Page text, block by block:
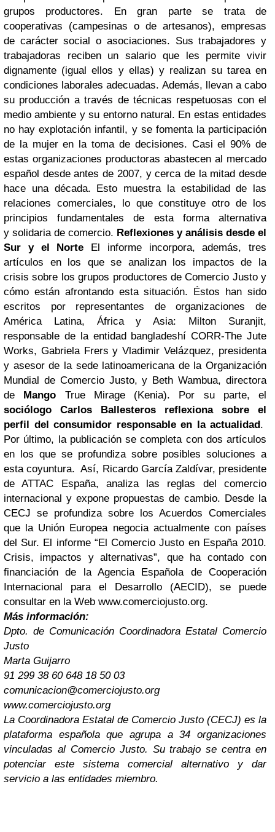
grupos productores. En gran parte se trata de
cooperativas (campesinas o de artesanos), empresas
de carácter social o asociaciones. Sus trabajadores y
trabajadoras reciben un salario que les permite vivir
dignamente (igual ellos y ellas) y realizan su tarea en
condiciones laboralesadecuadas. Además, llevan a cabo
su producción a través de técnicas respetuosas con el
medioambiente y su entorno natural. En estas entidades
no hay explotación infantil, y se fomenta la participación
de la mujer en la toma de decisiones. Casi el 90% de
estas organizaciones productoras abastecen al mercado
español desde antes de 2007, y cerca de la mitad desde
hace una década. Esto muestra la estabilidad de las
relaciones comerciales, lo que constituye otro de los
principios fundamentales de esta forma alternativa
y solidaria de comercio. Reflexiones y análisis desde el
Sur y el Norte
El informe incorpora, además, tres
artículos en los que se analizan los impactos de la
crisissobre los grupos productores de Comercio Justo y
cómo están afrontando esta situación. Éstos han sido
escritos por representantes de organizaciones de
América Latina, África y Asia:
Milton Suranjit,
responsable de la entidad bangladeshí CORR-The Jute
Works, Gabriela Frers yVladimir Velázquez, presidenta
y asesor de la sede latinoamericana de la Organización
Mundial de Comercio Justo, y Beth Wambua, directora
de Mango True Mirage (Kenia).
Por su parte, el
sociólogo Carlos Ballesteros reflexiona sobre el
perfil del consumidor responsable en la actualidad.
Por último, la publicación se completa con dos artículos
en los que se profundiza sobre posibles soluciones a
esta coyuntura. Así, Ricardo García Zaldívar, presidente
de ATTAC España, analiza las reglas del comercio
internacional y expone propuestas de cambio. Desde la
CECJ se profundiza sobre los Acuerdos Comerciales
que la Unión Europea negocia actualmente con países
del Sur. El informe “El Comercio Justo en España 2010.
Crisis, impactos y alternativas”, que ha contado con
financiación de la Agencia Española de Cooperación
Internacional para el Desarrollo (AECID), se puede
consultar en la Web www.comerciojusto.org.
Más información:
Dpto. de Comunicación Coordinadora Estatal Comercio
Justo
Marta Guijarro
91 299 38 60 648 18 50 03
comunicacion@comerciojusto.org
www.comerciojusto.org
La Coordinadora Estatal de Comercio Justo (CECJ) es la
plataforma española que agrupa a 34 organizaciones
vinculadas al Comercio Justo. Su trabajo se centra en
potenciar este sistema comercial alternativo y dar
servicio a las entidades miembro.